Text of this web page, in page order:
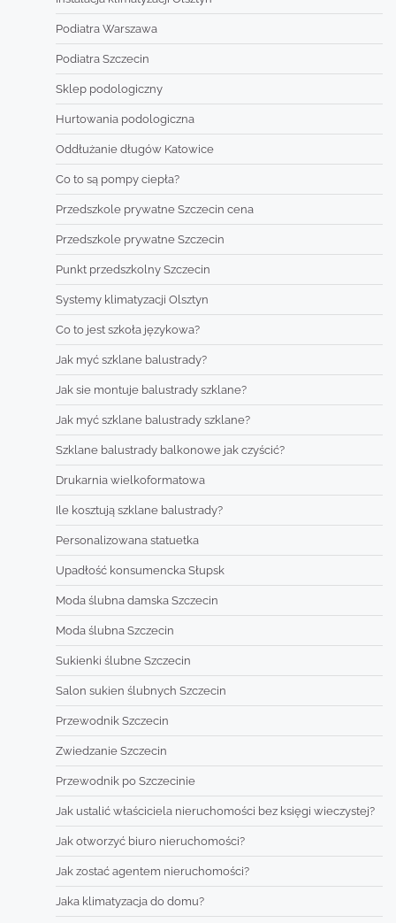
Podiatra Warszawa
Podiatra Szczecin
Sklep podologiczny
Hurtowania podologiczna
Oddłużanie długów Katowice
Co to są pompy ciepła?
Przedszkole prywatne Szczecin cena
Przedszkole prywatne Szczecin
Punkt przedszkolny Szczecin
Systemy klimatyzacji Olsztyn
Co to jest szkoła językowa?
Jak myć szklane balustrady?
Jak sie montuje balustrady szklane?
Jak myć szklane balustrady szklane?
Szklane balustrady balkonowe jak czyścić?
Drukarnia wielkoformatowa
Ile kosztują szklane balustrady?
Personalizowana statuetka
Upadłość konsumencka Słupsk
Moda ślubna damska Szczecin
Moda ślubna Szczecin
Sukienki ślubne Szczecin
Salon sukien ślubnych Szczecin
Przewodnik Szczecin
Zwiedzanie Szczecin
Przewodnik po Szczecinie
Jak ustalić właściciela nieruchomości bez księgi wieczystej?
Jak otworzyć biuro nieruchomości?
Jak zostać agentem nieruchomości?
Jaka klimatyzacja do domu?